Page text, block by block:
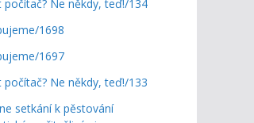
Ne někdy, teď!/134
1698
1697
Ne někdy, teď!/133
setkání k pěstování